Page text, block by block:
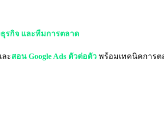
ธุรกิจ และทีมการตลาด
ะสอน Google Ads ตัวต่อตัวพร้อมเทคนิคการต